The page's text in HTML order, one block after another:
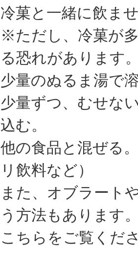
冷菓と一緒に飲ま
※ただし、冷菓が
る恐れがあります
少量のぬるま湯で
少量ずつ、むせな
込む。
他の食品と混ぜる
リ飲料など）
また、オブラート
う方法もあります
こちらをご覧くだ